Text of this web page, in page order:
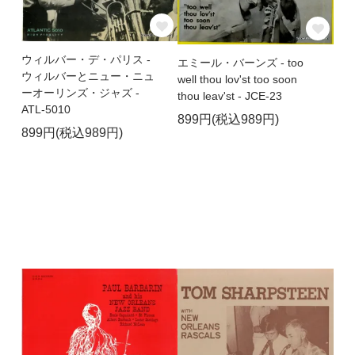
ウィルバー・デ・パリス -
ウィルバーとニュー・ニュ
ーオーリンズ・ジャズ -
ATL-5010
899円(税込989円)
エミール・バーンズ - too
well thou lov'st too soon
thou leav'st - JCE-23
899円(税込989円)